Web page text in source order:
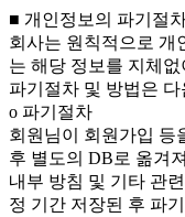
■ 개인정보의 파기절
회사는 원칙적으로 개
는 해당 정보를 지체
파기절차 및 방법은
ο 파기절차
회원님이 회원가입 등
후 별도의 DB로 옮겨
내부 방침 및 기타 관
정 기간 저장된 후 파